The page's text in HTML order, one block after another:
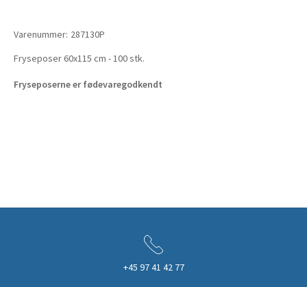
Varenummer: 287130P
Fryseposer 60x115 cm - 100 stk.
Fryseposerne er fødevaregodkendt
+45 97 41 42 77